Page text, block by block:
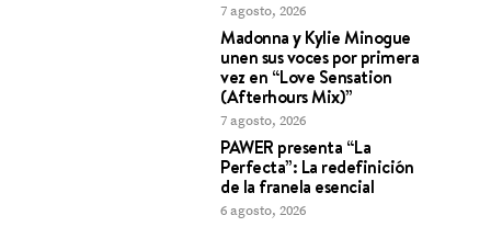
7 agosto, 2026
Madonna y Kylie Minogue
unen sus voces por primera
vez en “Love Sensation
(Afterhours Mix)”
7 agosto, 2026
PAWER presenta “La
Perfecta”: La redefinición
de la franela esencial
6 agosto, 2026